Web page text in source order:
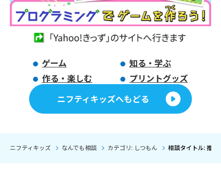
ゲーム
知る・学ぶ
作る・楽しむ
プリントグッズ
ニフティキッズへもどる
ニフティキッズ なんでも相談 カテゴリ: しつもん 相談タイトル: 推